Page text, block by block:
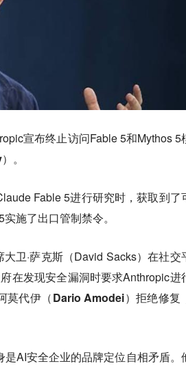
宣布终止访问Fable 5和Mythos 5
。
Fable 5进行研究时，获取到了
施了出口管制禁令。
卫·萨克斯（David Sacks）在社交
在发现安全漏洞时要求Anthropic进
莫代伊（Dario Amodei）拒绝修复
AI安全企业的品牌定位自相矛盾。